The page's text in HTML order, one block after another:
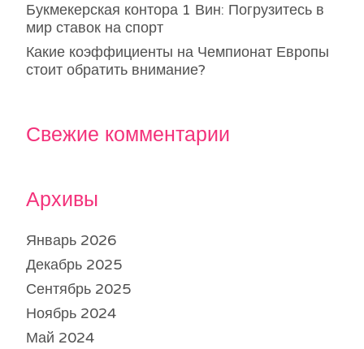
Букмекерская контора 1 Вин: Погрузитесь в
мир ставок на спорт
Какие коэффициенты на Чемпионат Европы
стоит обратить внимание?
Свежие комментарии
Архивы
Январь 2026
Декабрь 2025
Сентябрь 2025
Ноябрь 2024
Май 2024